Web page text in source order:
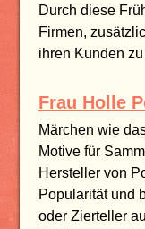
Durch diese
Firmen,
ihren Kunden zu
Frau Holle
Märchen wie
Motive für
Hersteller von
Popularität und
oder Zierteller